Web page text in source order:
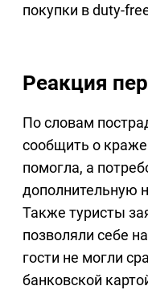
покупки в duty-
Реакция
По словам
сообщить о
помогла, а
дополнительную
Также туристы
позволяли себе
гости не могли
банковской